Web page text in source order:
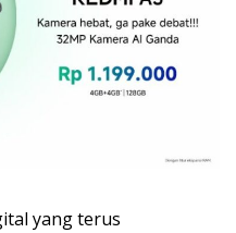
yang terus